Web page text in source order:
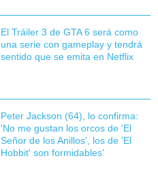
El Tráiler 3 de GTA 6 será como
una serie con gameplay y tendrá
sentido que se emita en Netflix
Peter Jackson (64), lo confirma:
'No me gustan los orcos de 'El
Señor de los Anillos', los de 'El
Hobbit' son formidables'